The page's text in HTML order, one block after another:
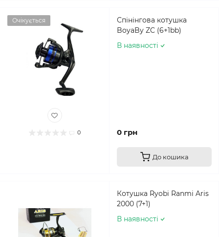
Очікується
0
Спінінгова котушка
BoyaBy ZC (6+1bb)
В наявності
0 грн
До кошика
Котушка Ryobi Ranmi Aris
2000 (7+1)
В наявності